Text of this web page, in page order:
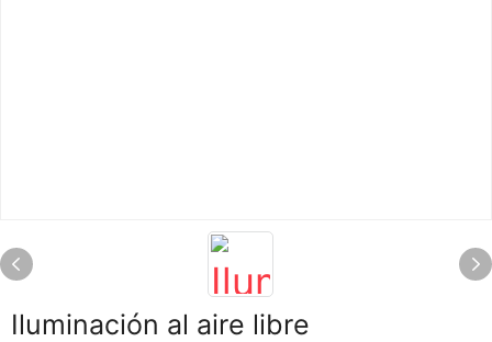
Iluminación al aire libre